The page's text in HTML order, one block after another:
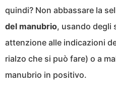
quindi? Non abbassare la
del manubrio, usando degli
attenzione alle indicazioni
rialzo che si può fare) o a
manubrio in positivo.